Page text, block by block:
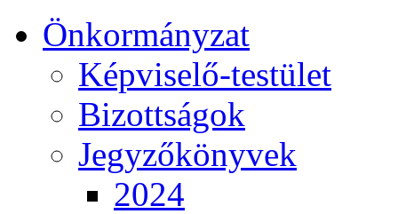
Önkormányzat
Képviselő-testület
Bizottságok
Jegyzőkönyvek
2024